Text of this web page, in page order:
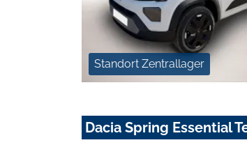
Standort Zentrallager
Dacia Spring Essential